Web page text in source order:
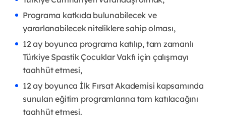
Programa katkıda bulunabilecek ve
yararlanabilecek niteliklere sahip olması,
12 ay boyunca programa katılıp, tam zamanlı
Türkiye Spastik Çocuklar Vakfı için çalışmayı
taahhüt etmesi,
12 ay boyunca İlk Fırsat Akademisi kapsamında
sunulan eğitim programlarına tam katılacağını
taahhüt etmesi.